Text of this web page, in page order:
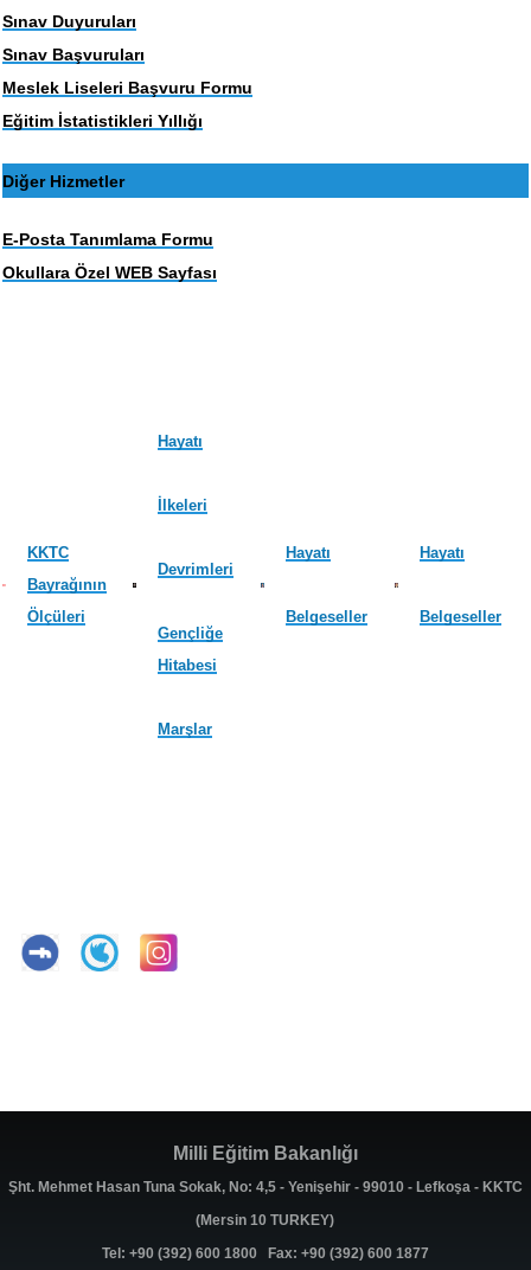
Sınav Duyuruları
Sınav Başvuruları
Meslek Liseleri Başvuru Formu
Eğitim İstatistikleri Yıllığı
Diğer Hizmetler
E-Posta Tanımlama Formu
Okullara Özel WEB Sayfası
KKTC
Bayrağının
Ölçüleri
Hayatı
İlkeleri
Devrimleri
Gençliğe
Hitabesi
Marşlar
Hayatı
Belgeseller
Hayatı
Belgeseller
Milli Eğitim Bakanlığı
Şht. Mehmet Hasan Tuna Sokak, No: 4,5 - Yenişehir - 99010 - Lefkoşa - KKTC
(Mersin 10 TURKEY)
Tel: +90 (392) 600 1800 Fax: +90 (392) 600 1877